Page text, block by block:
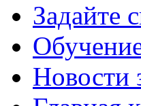
Задайте
Новости